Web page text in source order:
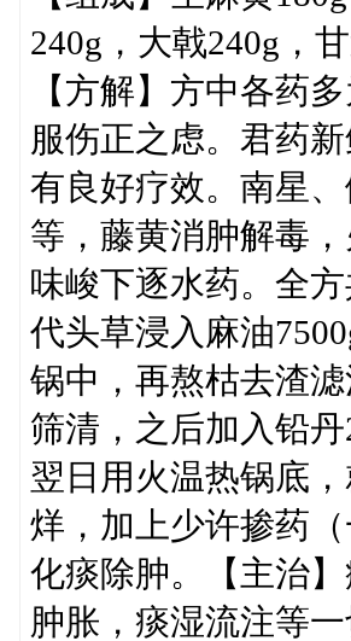
240g，大戟240g，
【方解】方中各药
服伤正之虑。君药
有良好疗效。南星
等，藤黄消肿解毒
味峻下逐水药。全
代头草浸入麻油
锅中，再熬枯去渣
筛清，之后加入铅
翌日用火温热锅底
烊，加上少许掺药
化痰除肿。【主治
肿胀，痰湿流注等